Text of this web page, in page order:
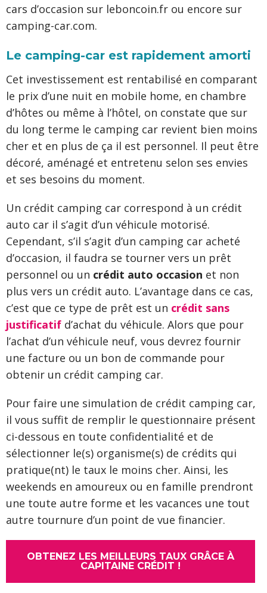
cars d’occasion sur leboncoin.fr ou encore sur
camping-car.com.
Le camping-car est rapidement amorti
Cet investissement est rentabilisé en comparant
le prix d’une nuit en mobile home, en chambre
d’hôtes ou même à l’hôtel, on constate que sur
du long terme le camping car revient bien moins
cher et en plus de ça il est personnel. Il peut être
décoré, aménagé et entretenu selon ses envies
et ses besoins du moment.
Un crédit camping car correspond à un crédit
auto car il s’agit d’un véhicule motorisé.
Cependant, s’il s’agit d’un camping car acheté
d’occasion, il faudra se tourner vers un prêt
personnel ou un crédit auto occasion et non
plus vers un crédit auto. L’avantage dans ce cas,
c’est que ce type de prêt est un crédit sans
justificatif d’achat du véhicule. Alors que pour
l’achat d’un véhicule neuf, vous devrez fournir
une facture ou un bon de commande pour
obtenir un crédit camping car.
Pour faire une simulation de crédit camping car,
il vous suffit de remplir le questionnaire présent
ci-dessous en toute confidentialité et de
sélectionner le(s) organisme(s) de crédits qui
pratique(nt) le taux le moins cher. Ainsi, les
weekends en amoureux ou en famille prendront
une toute autre forme et les vacances une tout
autre tournure d’un point de vue financier.
OBTENEZ LES MEILLEURS TAUX GRÂCE À
CAPITAINE CRÉDIT !